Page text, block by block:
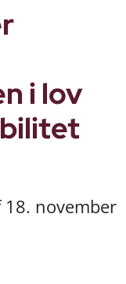
i lov
18. november